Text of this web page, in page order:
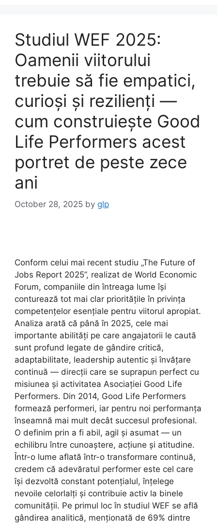
Studiul WEF 2025:
Oamenii viitorului
trebuie să fie empatici,
curioși și rezilienți —
cum construiește Good
Life Performers acest
portret de peste zece
ani
October 28, 2025 by glp
Conform celui mai recent studiu „The Future of
Jobs Report 2025”, realizat de World Economic
Forum, companiile din întreaga lume își
conturează tot mai clar prioritățile în privința
competențelor esențiale pentru viitorul apropiat.
Analiza arată că până în 2025, cele mai
importante abilități pe care angajatorii le caută
sunt profund legate de gândire critică,
adaptabilitate, leadership autentic și învățare
continuă — direcții care se suprapun perfect cu
misiunea și activitatea Asociației Good Life
Performers. Din 2014, Good Life Performers
formează performeri, iar pentru noi performanța
înseamnă mai mult decât succesul profesional.
O definim prin a fi abil, agil și asumat — un
echilibru între cunoaștere, acțiune și atitudine.
Într-o lume aflată într-o transformare continuă,
credem că adevăratul performer este cel care
își dezvoltă constant potențialul, înțelege
nevoile celorlalți și contribuie activ la binele
comunității. Pe primul loc în studiul WEF se află
gândirea analitică, menționată de 69% dintre